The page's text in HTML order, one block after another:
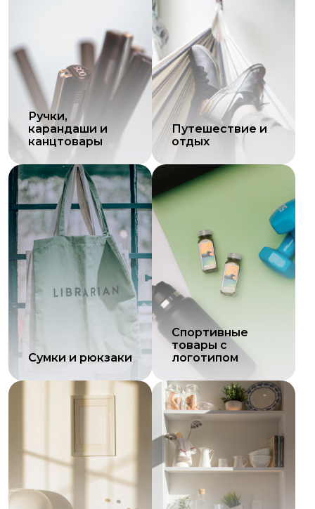
Ручки,
карандаши и
канцтовары
Путешествие и
отдых
Сумки и рюкзаки
Спортивные
товары с
логотипом